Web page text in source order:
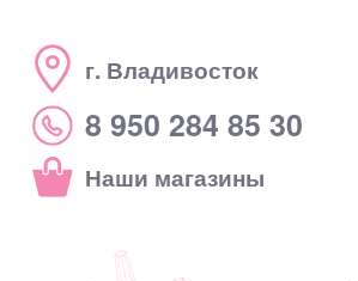
г. Владивосток
8 950 284 85 30
Наши магазины